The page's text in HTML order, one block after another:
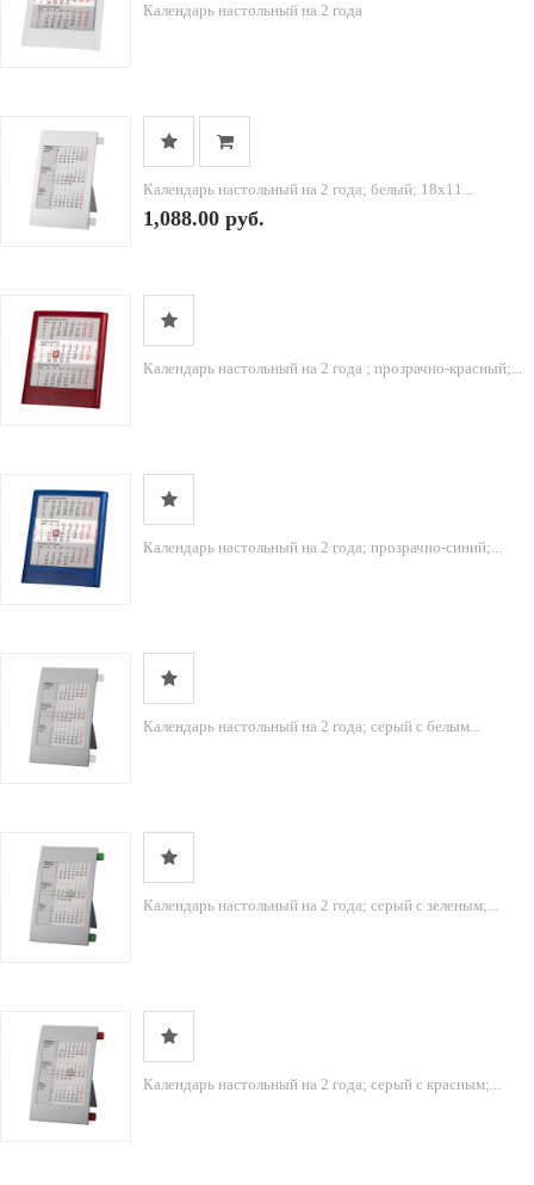
Календарь настольный на 2 года
Календарь настольный на 2 года; белый; 18х11...
1,088.00 руб.
Календарь настольный на 2 года ; прозрачно-красный;...
Календарь настольный на 2 года; прозрачно-синий;...
Календарь настольный на 2 года; серый с белым...
Календарь настольный на 2 года; серый с зеленым;...
Календарь настольный на 2 года; серый с красным;...